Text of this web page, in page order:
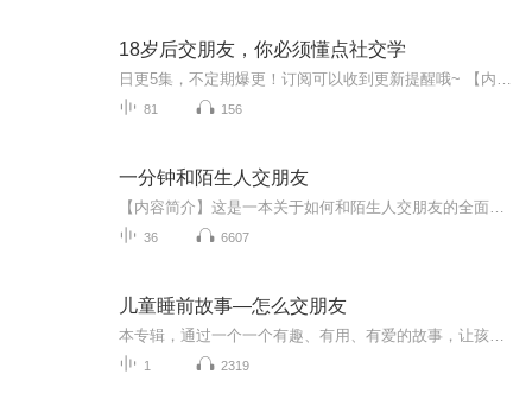
18岁后交朋友，你必须懂点社交学
81 156
一分钟和陌生人交朋友
36 6607
儿童睡前故事—怎么交朋友
1 2319